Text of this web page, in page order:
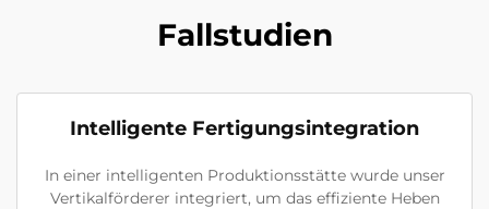
Fallstudien
Intelligente Fertigungsintegration
In einer intelligenten Produktionsstätte wurde unser
Vertikalförderer integriert, um das effiziente Heben